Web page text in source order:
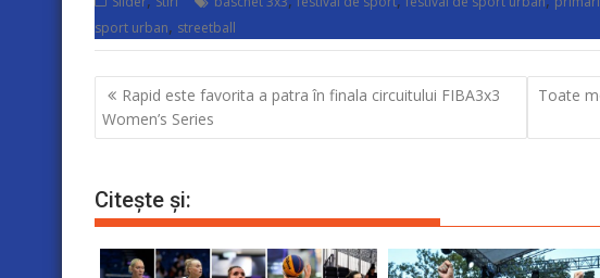
sport urban, streetball
Navigare
în
articole
Rapid este favorita a patra în finala circuitului FIBA3x3
Women’s Series
Toate
Citește și: